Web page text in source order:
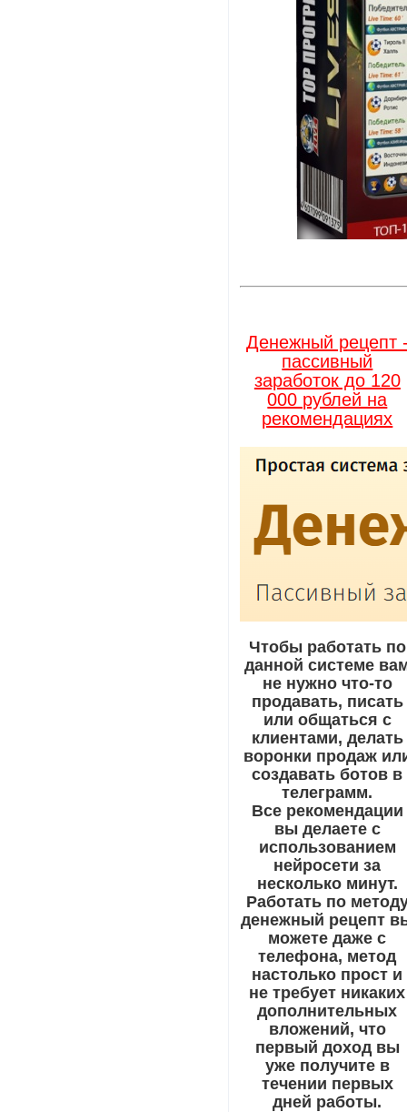
Денежный рецепт
пассивный
заработок до 120
000 рублей на
рекомендациях
Чтобы работать по
данной системе
не нужно что-то
продавать, писать
или общаться с
клиентами, делать
воронки продаж
создавать ботов в
телеграмм.
Все рекомендации
вы делаете с
использованием
нейросети за
несколько минут.
Работать по
денежный рецепт
можете даже с
телефона, метод
настолько прост и
не требует никаких
дополнительных
вложений, что
первый доход вы
уже получите в
течении первых
дней работы.